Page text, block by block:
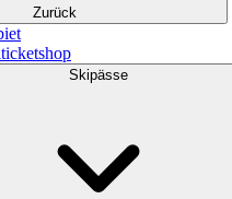
Zurück
Skipässe